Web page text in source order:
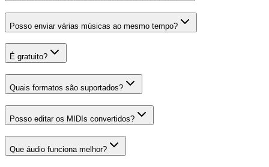
Posso enviar várias músicas ao mesmo tempo?
É gratuito?
Quais formatos são suportados?
Posso editar os MIDIs convertidos?
Que áudio funciona melhor?